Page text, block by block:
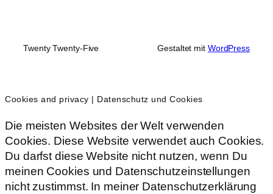
Twenty Twenty-Five Gestaltet mit WordPress
Cookies and privacy | Datenschutz und Cookies
Die meisten Websites der Welt verwenden
Cookies. Diese Website verwendet auch Cookies.
Du darfst diese Website nicht nutzen, wenn Du
meinen Cookies und Datenschutzeinstellungen
nicht zustimmst. In meiner Datenschutzerklärung